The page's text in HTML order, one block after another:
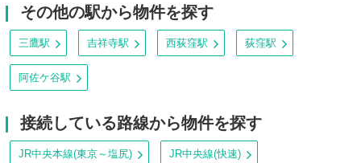
その他の駅から物件を探す
三鷹駅 吉祥寺駅 西荻窪駅 荻窪駅
阿佐ケ谷駅
接続している路線から物件を探す
JR中央本線(東京～塩尻) JR中央線(快速)